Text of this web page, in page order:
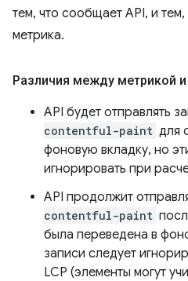
тем, что сообщает API, и тем,
метрика.
Различия между метрикой и
API будет отправлять
contentful-paint для
фоновую вкладку, но
игнорировать при
API продолжит
contentful-paint
была переведена в
записи следует
LCP (элементы могут